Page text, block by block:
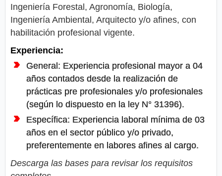
Ingeniería Forestal, Agronomía, Biología,
Ingeniería Ambiental, Arquitecto y/o afines, con
habilitación profesional vigente.
Experiencia:
General: Experiencia profesional mayor a 04
años contados desde la realización de
prácticas pre profesionales y/o profesionales
(según lo dispuesto en la ley N° 31396).
Específica: Experiencia laboral mínima de 03
años en el sector público y/o privado,
preferentemente en labores afines al cargo.
Descarga las bases para revisar los requisitos